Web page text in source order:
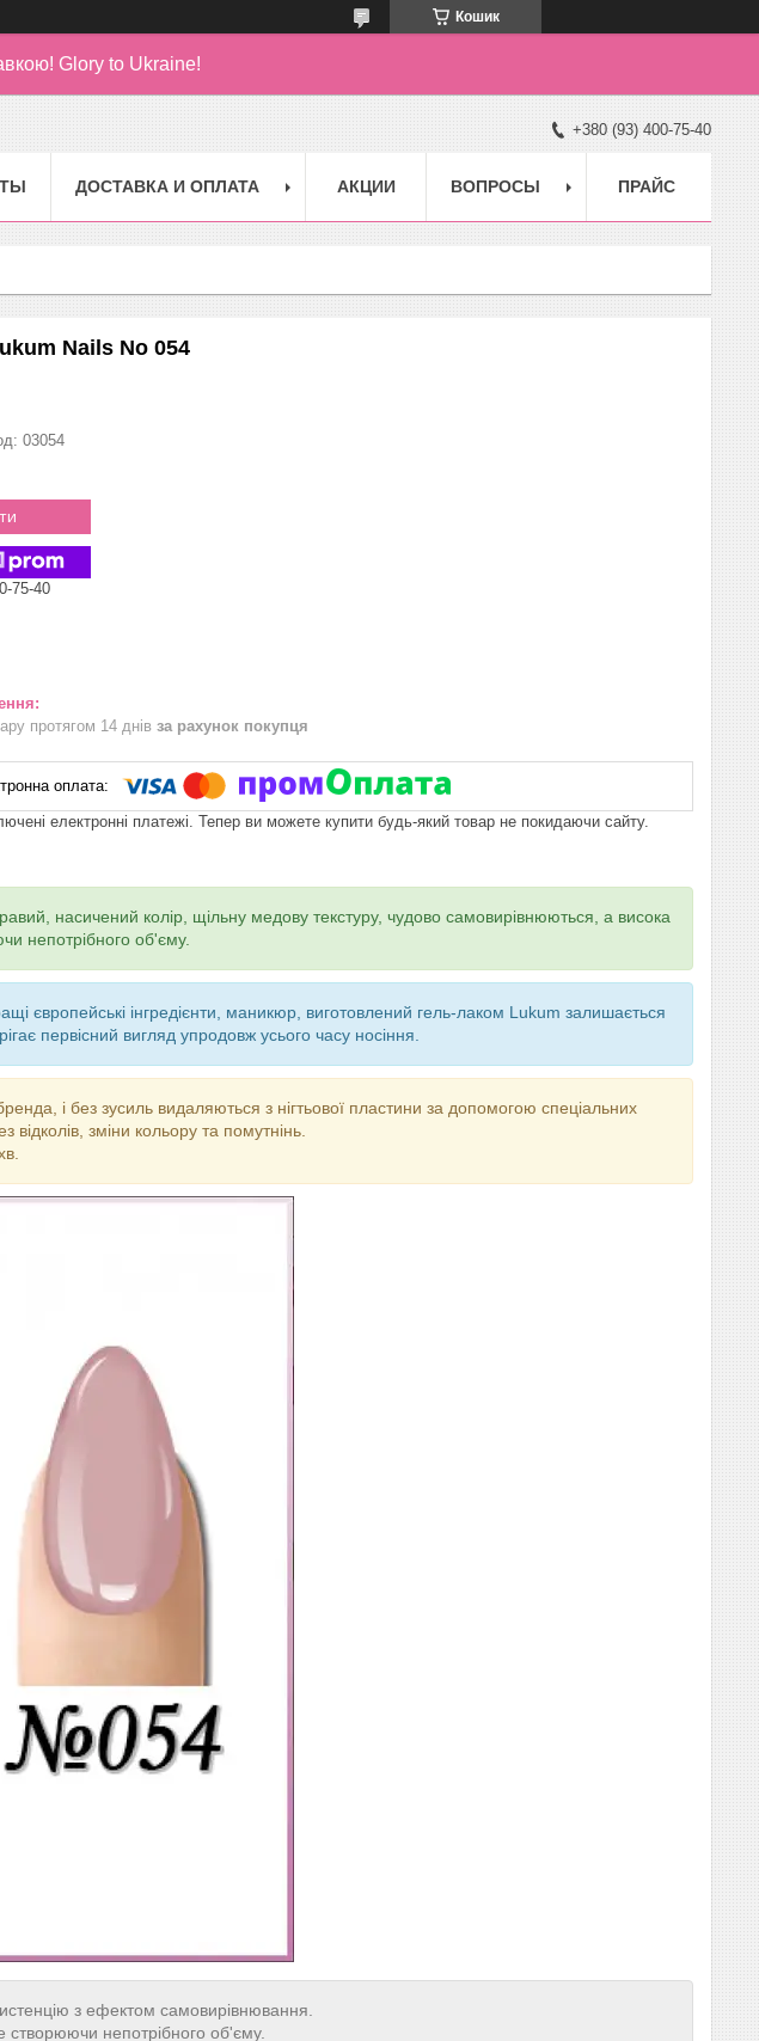
Кошик
Glory to Ukraine!
+380 (93) 400-75-40
ДОСТАВКА И ОПЛАТА АКЦИИ ВОПРОСЫ ПРАЙС
Nails No 054
03054
75-40
протягом 14 днів за рахунок покупця
електронні платежі. Тепер ви можете купити будь-який товар не покидаючи сайту.
насичений колір, щільну медову текстуру, чудово самовирівнюються, а висока
непотрібного об'єму.
європейські інгредієнти, маникюр, виготовлений гель-лаком Lukum залишається
первісний вигляд упродовж усього часу носіння.
і без зусиль видаляються з нігтьової пластини за допомогою спеціальних
відколів, зміни кольору та помутнінь.
з ефектом самовирівнювання.
створюючи непотрібного об'єму.